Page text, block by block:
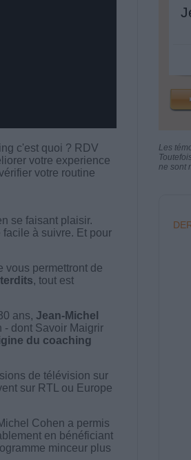
c'est quoi ? RDV
votre experience
votre routine
se faisant plaisir.
facile à suivre. Et pour
vous permettront de
, tout est
ans, Jean-Michel
- dont Savoir Maigrir
du coaching
de télévision sur
sur RTL ou Europe
Cohen a permis
en bénéficiant
minceur plus
Les
ne sont